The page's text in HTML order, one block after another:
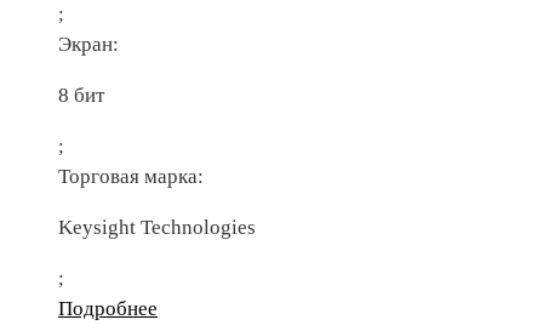
;
Экран:
8 бит
;
Торговая марка:
Keysight Technologies
;
Подробнее